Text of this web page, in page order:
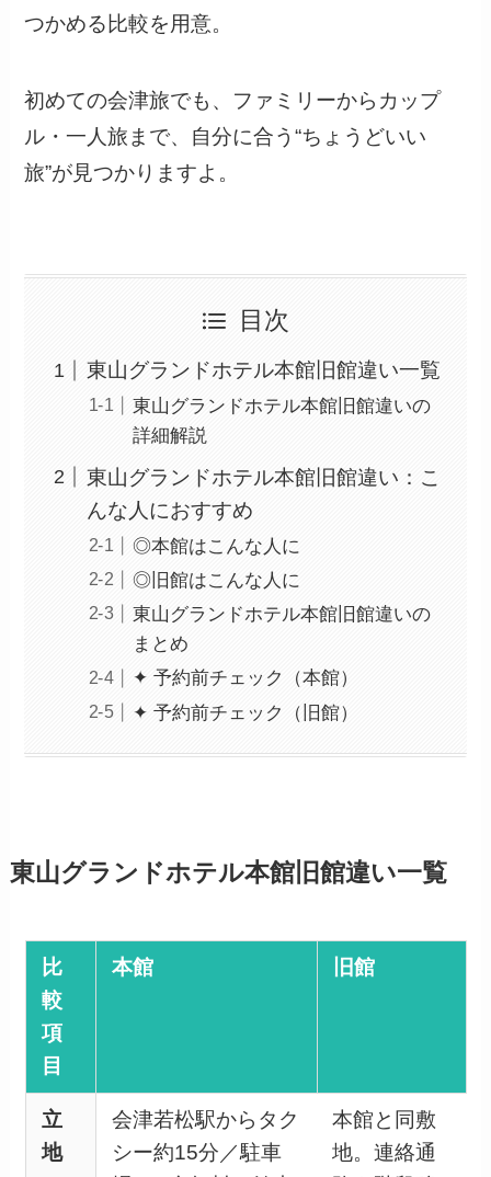
つかめる比較を用意。
初めての会津旅でも、ファミリーからカップ
ル・一人旅まで、自分に合う“ちょうどいい
旅”が見つかりますよ。
目次
東山グランドホテル本館旧館違い一覧
東山グランドホテル本館旧館違いの
詳細解説
東山グランドホテル本館旧館違い：こ
んな人におすすめ
◎本館はこんな人に
◎旧館はこんな人に
東山グランドホテル本館旧館違いの
まとめ
✦ 予約前チェック（本館）
✦ 予約前チェック（旧館）
東山グランドホテル本館旧館違い一覧
比
較
項
目
本館 旧館
立
地
会津若松駅からタク
シー約15分／駐車
本館と同敷
地。連絡通